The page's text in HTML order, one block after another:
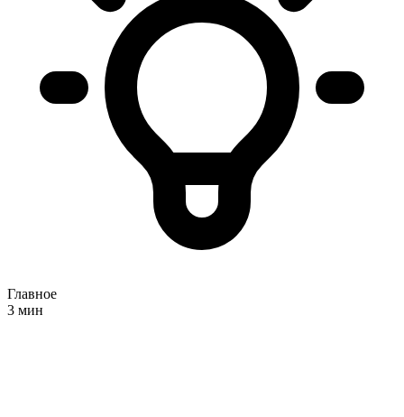
Главное
3 мин